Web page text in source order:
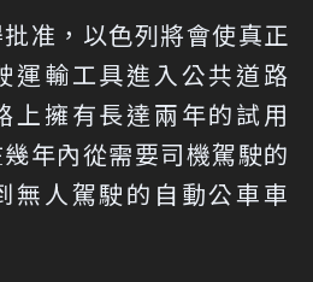
准，以色列將會使真正
運輸工具進入公共道路
上擁有長達兩年的試用
年內從需要司機駕駛的
無人駕駛的自動公車車